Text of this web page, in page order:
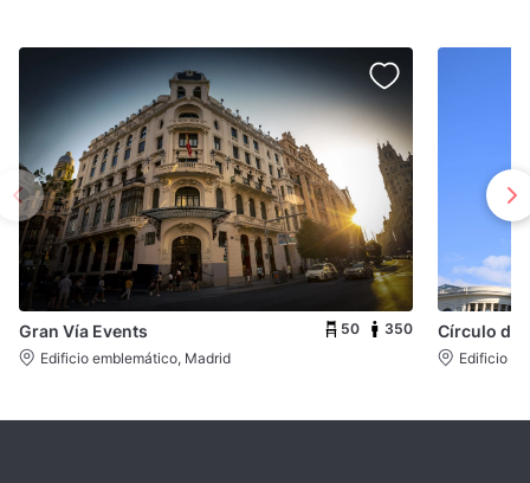
Gran Vía Events 50
350
Edificio emblemático, Madrid
Círculo de
Edificio